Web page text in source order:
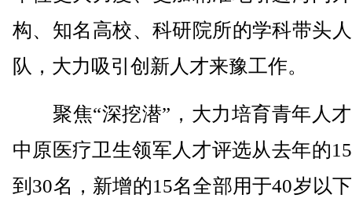
构、知名高校、科研院所的学科带头
队，大力吸引创新人才来豫工作。
聚焦“深挖潜”，大力培育青年人
中原医疗卫生领军人才评选从去年的
到30名，新增的15名全部用于40岁以